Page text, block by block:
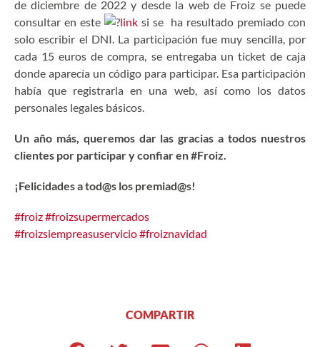
de diciembre de 2022 y desde la web de Froiz se puede
consultar en este
link si se ha resultado premiado con
solo escribir el DNI. La participación fue muy sencilla, por
cada 15 euros de compra, se entregaba un ticket de caja
donde aparecía un código para participar. Esa participación
había que registrarla en una web, así como los datos
personales legales básicos.
Un año más, queremos dar las gracias a todos nuestros
clientes por participar y confiar en #Froiz.
¡Felicidades a tod@s los premiad@s!
#froiz#froizsupermercados
#froizsiempreasuservicio#froiznavidad
COMPARTIR